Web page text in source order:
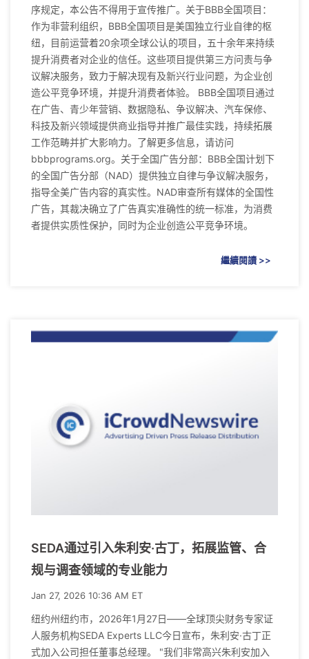
序规定，本公告不得用于宣传推广。关于BBB全国项目：
作为非营利组织，BBB全国项目是美国独立行业自律的枢
纽，目前运营着20余项全球公认的项目，五十余年来持续
提升消费者对企业的信任。这些项目提供第三方问责与争
议解决服务，致力于解决现有及新兴行业问题，为企业创
造公平竞争环境，并提升消费者体验。 BBB全国项目通过
在广告、青少年营销、数据隐私、争议解决、汽车保修、
科技及新兴领域提供商业指导并推广最佳实践，持续拓展
工作范畴并扩大影响力。了解更多信息，请访问
bbbprograms.org。关于全国广告分部：BBB全国计划下
的全国广告分部（NAD）提供独立自律与争议解决服务，
指导全美广告内容的真实性。NAD审查所有媒体的全国性
广告，其裁决确立了广告真实准确性的统一标准，为消费
者提供实质性保护，同时为企业创造公平竞争环境。
繼續閱讀 >>
SEDA通过引入朱利安·古丁，拓展监管、合
规与调查领域的专业能力
Jan 27, 2026 10:36 AM ET
纽约州纽约市，2026年1月27日——全球顶尖财务专家证
人服务机构SEDA Experts LLC今日宣布，朱利安·古丁正
式加入公司担任董事总经理。 "我们非常高兴朱利安加入